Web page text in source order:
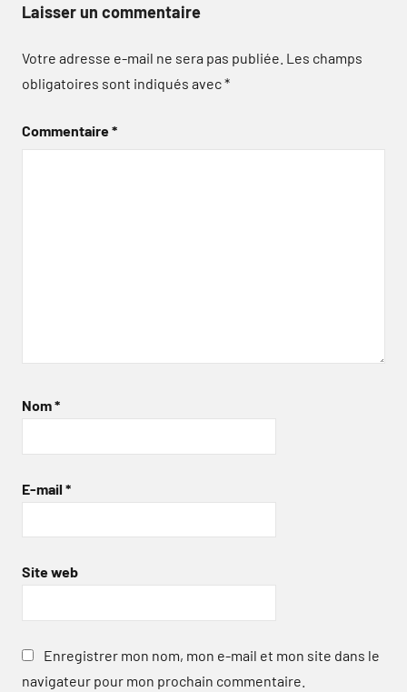
Laisser un commentaire
Votre adresse e-mail ne sera pas publiée. Les champs
obligatoires sont indiqués avec*
Commentaire*
Nom*
E-mail *
Site web
Enregistrer mon nom, mon e-mail et mon site dans le
navigateur pour mon prochain commentaire.